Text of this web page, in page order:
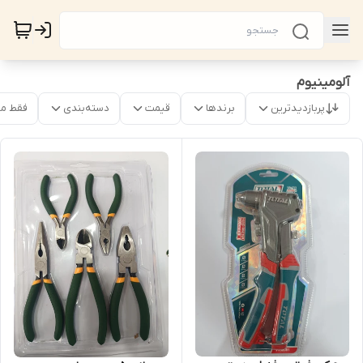
آلومینیوم
پربازدیدترین برندها قیمت دسته‌بندی فقط